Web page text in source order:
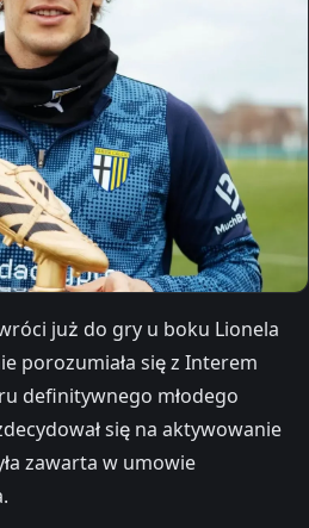
już do gry u boku Lionela
porozumiała się z Interem
definitywnego młodego
się na aktywowanie
zawarta w umowie